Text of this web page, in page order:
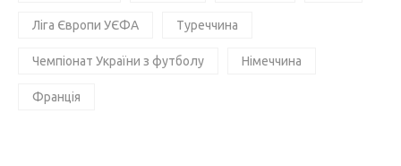
Ліга Європи УЄФА Туреччина
Чемпіонат України з футболу Німеччина
Франція